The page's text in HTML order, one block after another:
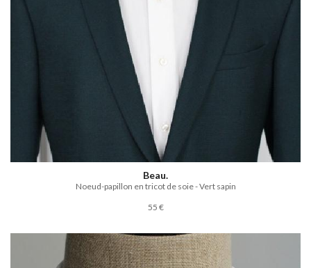
Beau.
Noeud-papillon en tricot de soie - Vert sapin
55 €